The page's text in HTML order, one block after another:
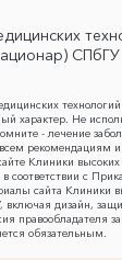
СПбГУ
характер. Не
- лечение
рекомендациям
Клиники высоких
с
сайта Клиники
дизайн,
правообладателя
обязательным.